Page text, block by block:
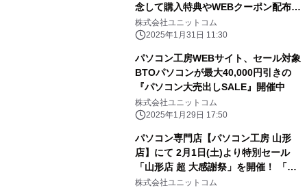
念して購入特典やWEBクーポン配布
さらに、サイン入りコラボPCが当たる
キャンペーン実施
株式会社ユニットコム
2025年1月31日 11:30
パソコン工房WEBサイト、セール対象
BTOパソコンが最大40,000円引きの
『パソコン大売出しSALE』開催中
株式会社ユニットコム
2025年1月29日 17:50
パソコン専門店【パソコン工房 山形
店】にて 2月1日(土)より特別セール
「山形店 超 大感謝祭」を開催！ 「オ
ススメ即納パソコン」を豊富に取り揃
株式会社ユニットコム